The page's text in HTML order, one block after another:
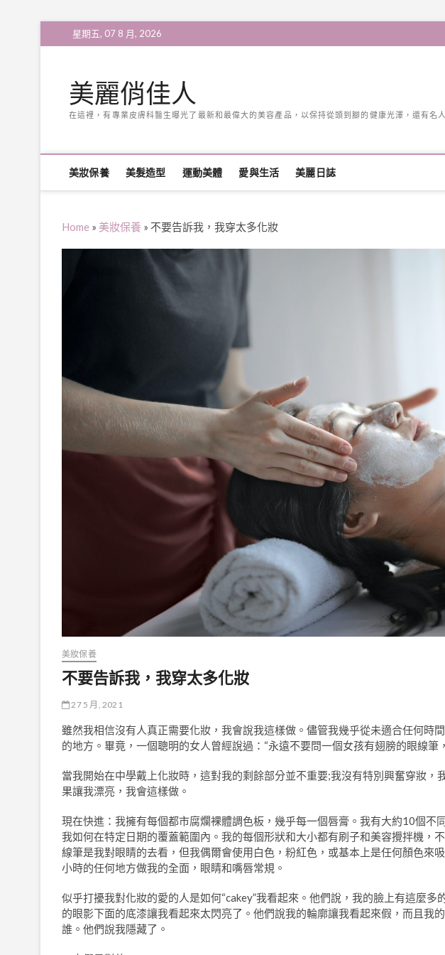
to
星期五, 07 8 月, 2026
美麗俏佳人
在這裡，有專業皮膚科醫生曝光了最新和最偉大的美容產品，以保持從頭到腳的健康光澤，還有名
美妝保養 美髮造型 運動美體 愛與生活 美麗日誌
Home » 美妝保養 » 不要告訴我，我穿太多化妝
美妝保養
不要告訴我，我穿太多化妝
27 5 月, 2021
雖然我相信沒有人真正需要化妝，我會說我這樣做。儘管我幾乎從未適合任何時
的地方。畢竟，一個聰明的女人曾經說過：“永遠不要問一個女孩有翅膀的眼線筆
當我開始在中學戴上化妝時，這對我的剩餘部分並不重要;我沒有特別興奮穿妝，
果讓我漂亮，我會這樣做。
現在快進：我擁有每個都市腐爛裸體調色板，幾乎每一個唇膏。我有大約10個不
我如何在特定日期的覆蓋範圍內。我的每個形狀和大小都有刷子和美容攪拌機，
線筆是我對眼睛的去看，但我偶爾會使用白色，粉紅色，或基本上是任何顏色來
小時的任何地方做我的全面，眼睛和嘴唇常規。
似乎打擾我對化妝的愛的人是如何“cakey”我看起來。他們說，我的臉上有這麼
的眼影下面的底漆讓我看起來太閃亮了。他們說我的輪廓讓我看起來假，而且我
誰。他們說我隱藏了。